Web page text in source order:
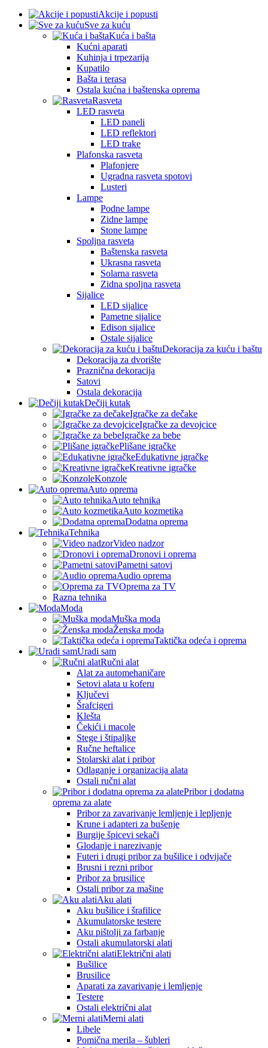
Akcije i popusti
Sve za kuću
Kuća i bašta
Kućni aparati
Kuhinja i trpezarija
Kupatilo
Bašta i terasa
Ostala kućna i baštenska oprema
Rasveta
LED rasveta
LED paneli
LED reflektori
LED trake
Plafonska rasveta
Plafonjere
Ugradna rasveta spotovi
Lusteri
Lampe
Podne lampe
Zidne lampe
Stone lampe
Spoljna rasveta
Baštenska rasveta
Ukrasna rasveta
Solarna rasveta
Zidna spoljna rasveta
Sijalice
LED sijalice
Pametne sijalice
Edison sijalice
Ostale sijalice
Dekoracija za kuću i baštu
Dekoracija za dvorište
Praznična dekoracija
Satovi
Ostala dekoracija
Dečiji kutak
Igračke za dečake
Igračke za devojcice
Igračke za bebe
Plišane igračke
Edukativne igračke
Kreativne igračke
Konzole
Auto oprema
Auto tehnika
Auto kozmetika
Dodatna oprema
Tehnika
Video nadzor
Dronovi i oprema
Pametni satovi
Audio oprema
Oprema za TV
Razna tehnika
Moda
Muška moda
Ženska moda
Taktička odeća i oprema
Uradi sam
Ručni alat
Alat za automehaničare
Setovi alata u koferu
Ključevi
Šrafcigeri
Klešta
Čekići i macole
Stege i štipaljke
Ručne heftalice
Stolarski alat i pribor
Odlaganje i organizacija alata
Ostali ručni alat
Pribor i dodatna
oprema za alate
Pribor za zavarivanje lemljenje i lepljenje
Krune i adapteri za bušenje
Burgije špicevi sekači
Glodanje i narezivanje
Futeri i drugi pribor za bušilice i odvijače
Brusni i rezni pribor
Pribor za brusilice
Ostali pribor za mašine
Aku alati
Aku bušilice i šrafilice
Akumulatorske testere
Aku pištolji za farbanje
Ostali akumulatorski alati
Električni alati
Bušilice
Brusilice
Aparati za zavarivanje i lemljenje
Testere
Ostali električni alat
Merni alati
Libele
Pomična merila – šubleri